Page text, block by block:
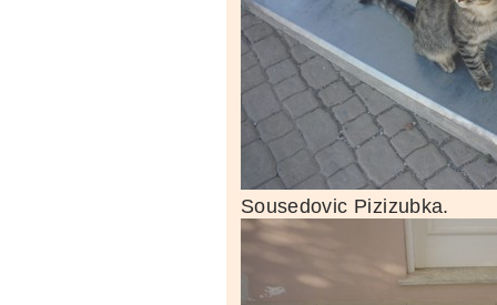
Sousedovic Pizizubka.